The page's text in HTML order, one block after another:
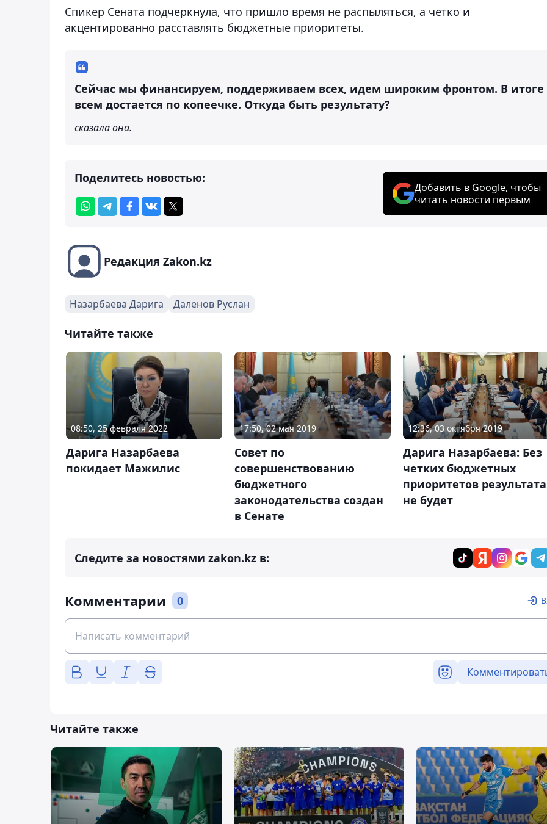
Спикер Сената подчеркнула, что пришло время не распыляться, а четко и
акцентированно расставлять бюджетные приоритеты.
Сейчас мы финансируем, поддерживаем всех, идем широким фронтом. В итоге
всем достается по копеечке. Откуда быть результату?
сказала она.
Поделитесь новостью:
Добавить в Google, чтобы
читать новости первым
Редакция Zakon.kz
Назарбаева Дарига Даленов Руслан
Читайте также
08:50, 25 февраля 2022
Дарига Назарбаева
покидает Мажилис
17:50, 02 мая 2019
Совет по
совершенствованию
бюджетного
законодательства создан
в Сенате
12:36, 03 октября 2019
Дарига Назарбаева: Без
четких бюджетных
приоритетов результата
не будет
Следите за новостями zakon.kz в:
Комментарии 0
Читайте также